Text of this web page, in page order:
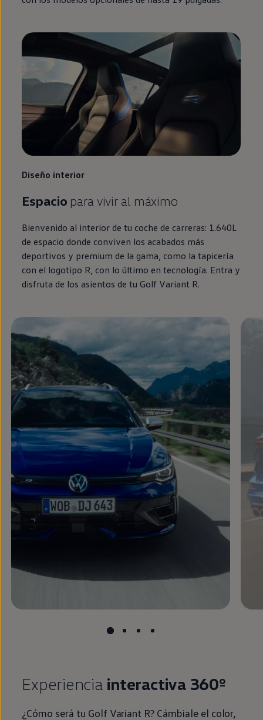
Diseño interior
Espacio para vivir al máximo
Bienvenido al interior de tu coche de carreras: 1.640L
de espacio donde conviven los acabados más
deportivos y premium de la gama, como la tapicería
con el logotipo R, con lo último en tecnología. Entra y
disfruta de los asientos de tu Golf Variant R.
Enable fullscreen mode
Experiencia interactiva 360º
¿Cómo será tu Golf Variant R? Cámbiale el color,